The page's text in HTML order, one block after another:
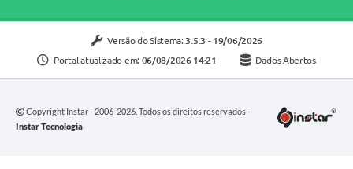
Versão do Sistema: 3.5.3 - 19/06/2026
Portal atualizado em: 06/08/2026 14:21 Dados Abertos
Copyright Instar - 2006-2026. Todos os direitos reservados -
Instar Tecnologia